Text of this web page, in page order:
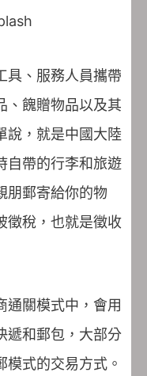
具、服務人員攜帶
、餽贈物品以及其
說，就是中國大陸
自帶的行李和旅遊
朋郵寄給你的物
徵稅，也就是徵收
通關模式中，會用
遞和郵包，大部分
式的交易方式。